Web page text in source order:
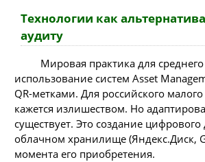
Технологии как
аудиту
Мировая практика для
использование систем Asset
QR-метками. Для российского малого
кажется излишеством. Но
существует. Это создание цифрового
облачном хранилище (Яндекс.Диск,
момента его приобретения.